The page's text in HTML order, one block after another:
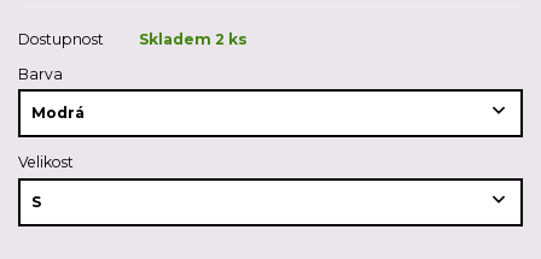
Dostupnost
Skladem 2 ks
Barva
Velikost